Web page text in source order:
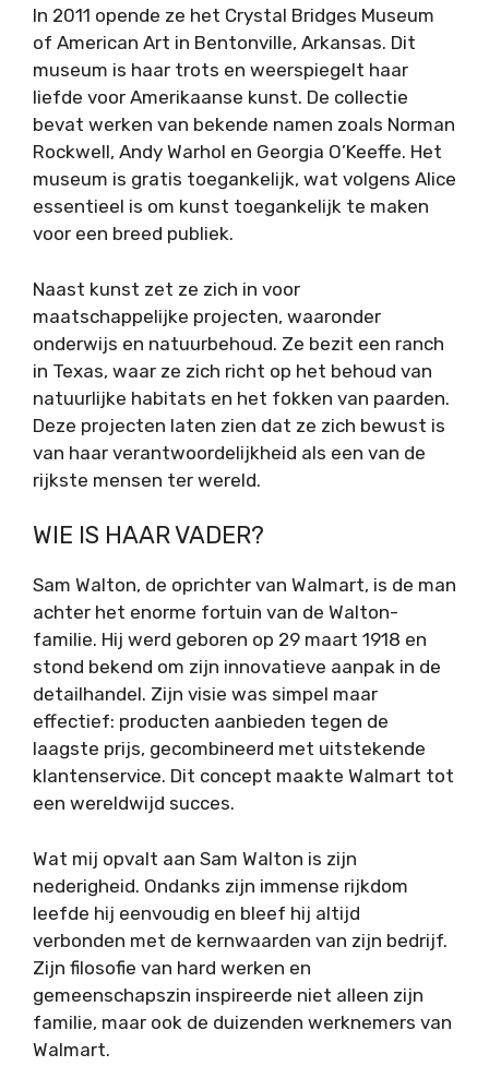
In 2011 opende ze het Crystal Bridges Museum
of American Art in Bentonville, Arkansas. Dit
museum is haar trots en weerspiegelt haar
liefde voor Amerikaanse kunst. De collectie
bevat werken van bekende namen zoals Norman
Rockwell, Andy Warhol en Georgia O’Keeffe. Het
museum is gratis toegankelijk, wat volgens Alice
essentieel is om kunst toegankelijk te maken
voor een breed publiek.
Naast kunst zet ze zich in voor
maatschappelijke projecten, waaronder
onderwijs en natuurbehoud. Ze bezit een ranch
in Texas, waar ze zich richt op het behoud van
natuurlijke habitats en het fokken van paarden.
Deze projecten laten zien dat ze zich bewust is
van haar verantwoordelijkheid als een van de
rijkste mensen ter wereld.
WIE IS HAAR VADER?
Sam Walton, de oprichter van Walmart, is de man
achter het enorme fortuin van de Walton-
familie. Hij werd geboren op 29 maart 1918 en
stond bekend om zijn innovatieve aanpak in de
detailhandel. Zijn visie was simpel maar
effectief: producten aanbieden tegen de
laagste prijs, gecombineerd met uitstekende
klantenservice. Dit concept maakte Walmart tot
een wereldwijd succes.
Wat mij opvalt aan Sam Walton is zijn
nederigheid. Ondanks zijn immense rijkdom
leefde hij eenvoudig en bleef hij altijd
verbonden met de kernwaarden van zijn bedrijf.
Zijn filosofie van hard werken en
gemeenschapszin inspireerde niet alleen zijn
familie, maar ook de duizenden werknemers van
Walmart.